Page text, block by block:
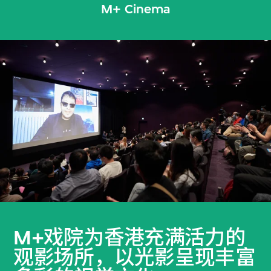
M+ Cinema
M+戏院为香港充满活力的
观影场所，以光影呈现丰富